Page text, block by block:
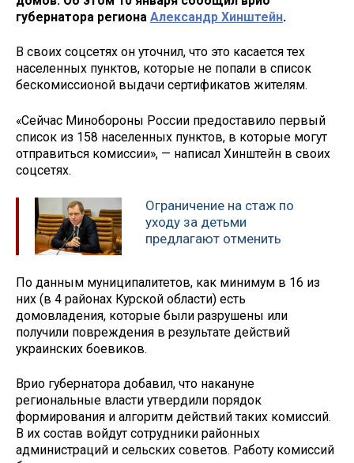
губернатора региона Александр Хинштейн.
В своих соцсетях он уточнил, что это касается тех
населенных пунктов, которые не попали в список
бескомиссионой выдачи сертификатов жителям.
«Сейчас Минобороны России предоставило первый
список из 158 населенных пунктов, в которые могут
отправиться комиссии», — написал Хинштейн в своих
соцсетях.
Ограничение на стаж по
уходу за детьми
предлагают отменить
По данным муниципалитетов, как минимум в 16 из
них (в 4 районах Курской области) есть
домовладения, которые были разрушены или
получили повреждения в результате действий
украинских боевиков.
Врио губернатора добавил, что накануне
региональные власти утвердили порядок
формирования и алгоритм действий таких комиссий.
В их состав войдут сотрудники районных
администраций и сельских советов. Работу комиссий